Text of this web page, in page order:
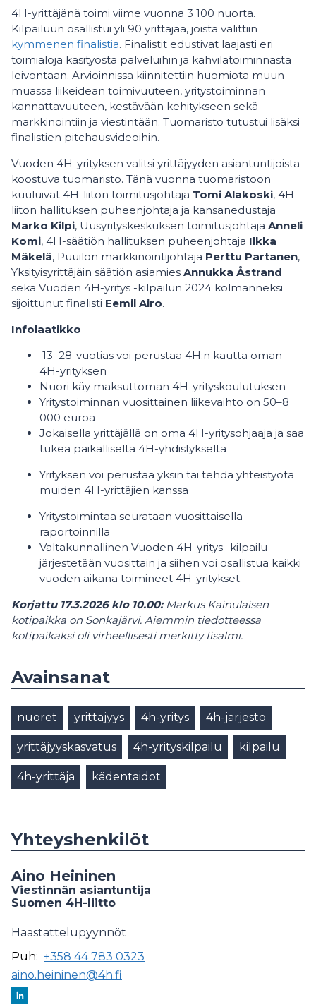
4H-yrittäjänä toimi viime vuonna 3 100 nuorta.
Kilpailuun osallistui yli 90 yrittäjää, joista valittiin
kymmenen finalistia. Finalistit edustivat laajasti eri
toimialoja käsityöstä palveluihin ja kahvilatoiminnasta
leivontaan. Arvioinnissa kiinnitettiin huomiota muun
muassa liikeidean toimivuuteen, yritystoiminnan
kannattavuuteen, kestävään kehitykseen sekä
markkinointiin ja viestintään. Tuomaristo tutustui lisäksi
finalistien pitchausvideoihin.
Vuoden 4H-yrityksen valitsi yrittäjyyden asiantuntijoista
koostuva tuomaristo. Tänä vuonna tuomaristoon
kuuluivat 4H-liiton toimitusjohtaja Tomi Alakoski, 4H-
liiton hallituksen puheenjohtaja ja kansanedustaja
Marko Kilpi, Uusyrityskeskuksen toimitusjohtaja Anneli
Komi, 4H-säätiön hallituksen puheenjohtaja Ilkka
Mäkelä, Puuilon markkinointijohtaja Perttu Partanen,
Yksityisyrittäjäin säätiön asiamies Annukka Åstrand
sekä Vuoden 4H-yritys -kilpailun 2024 kolmanneksi
sijoittunut finalisti Eemil Airo.
Infolaatikko
13–28-vuotias voi perustaa 4H:n kautta oman
4H-yrityksen
Nuori käy maksuttoman 4H-yrityskoulutuksen
Yritystoiminnan vuosittainen liikevaihto on 50–8
000 euroa
Jokaisella yrittäjällä on oma 4H-yritysohjaaja ja saa
tukea paikalliselta 4H-yhdistykseltä
Yrityksen voi perustaa yksin tai tehdä yhteistyötä
muiden 4H-yrittäjien kanssa
Yritystoimintaa seurataan vuosittaisella
raportoinnilla
Valtakunnallinen Vuoden 4H-yritys -kilpailu
järjestetään vuosittain ja siihen voi osallistua kaikki
vuoden aikana toimineet 4H-yritykset.
Korjattu 17.3.2026 klo 10.00:Markus Kainulaisen
kotipaikka on Sonkajärvi. Aiemmin tiedotteessa
kotipaikaksi oli virheellisesti merkitty Iisalmi.
Avainsanat
nuoret yrittäjyys 4h-yritys 4h-järjestö
yrittäjyyskasvatus 4h-yrityskilpailu kilpailu
4h-yrittäjä kädentaidot
Yhteyshenkilöt
Aino Heininen
Viestinnän asiantuntija
Suomen 4H-liitto
Haastattelupyynnöt
Puh: +358 44 783 0323
aino.heininen@4h.fi